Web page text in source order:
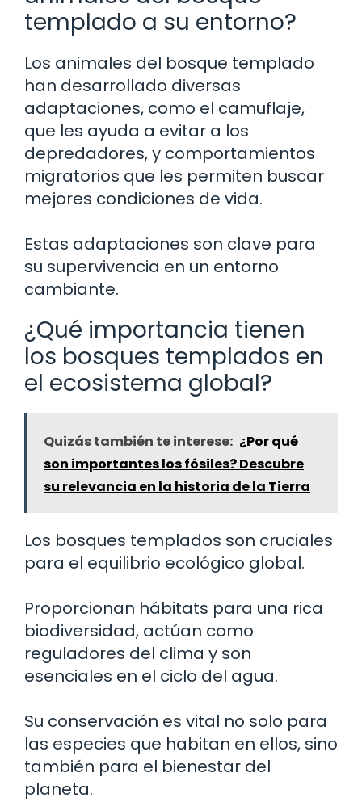
templado a su entorno?
Los animales del bosque templado
han desarrollado diversas
adaptaciones, como el camuflaje,
que les ayuda a evitar a los
depredadores, y comportamientos
migratorios que les permiten buscar
mejores condiciones de vida.
Estas adaptaciones son clave para
su supervivencia en un entorno
cambiante.
¿Qué importancia tienen
los bosques templados en
el ecosistema global?
Quizás también te interese: ¿Por qué
son importantes los fósiles? Descubre
su relevancia en la historia de la Tierra
Los bosques templados son cruciales
para el equilibrio ecológico global.
Proporcionan hábitats para una rica
biodiversidad, actúan como
reguladores del clima y son
esenciales en el ciclo del agua.
Su conservación es vital no solo para
las especies que habitan en ellos, sino
también para el bienestar del
planeta.